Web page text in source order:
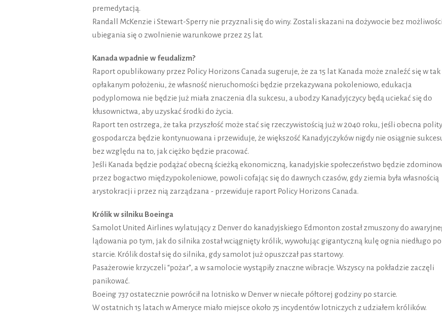
premedytacją.
Randall McKenzie i Stewart-Sperry nie przyznali się do winy. Zostali skazani na dożywocie bez możliwości
ubiegania się o zwolnienie warunkowe przez 25 lat.
Kanada wpadnie w feudalizm?
Raport opublikowany przez Policy Horizons Canada sugeruje, że za 15 lat Kanada może znaleźć się w tak
opłakanym położeniu, że własność nieruchomości będzie przekazywana pokoleniowo, edukacja
podyplomowa nie będzie już miała znaczenia dla sukcesu, a ubodzy Kanadyjczycy będą uciekać się do
kłusownictwa, aby uzyskać środki do życia.
Raport ten ostrzega, że taka przyszłość może stać się rzeczywistością już w 2040 roku, jeśli obecna
gospodarcza będzie kontynuowana i przewiduje, że większość Kanadyjczyków nigdy nie osiągnie
bez względu na to, jak ciężko będzie pracować.
Jeśli Kanada będzie podążać obecną ścieżką ekonomiczną, kanadyjskie społeczeństwo będzie
przez bogactwo międzypokoleniowe, powoli cofając się do dawnych czasów, gdy ziemia była własnością
arystokracji i przez nią zarządzana - przewiduje raport Policy Horizons Canada.
Królik w silniku Boeinga
Samolot United Airlines wylatujący z Denver do kanadyjskiego Edmonton został zmuszony do
lądowania po tym, jak do silnika został wciągnięty królik, wywołując gigantyczną kulę ognia niedługo po
starcie. Królik dostał się do silnika, gdy samolot już opuszczał pas startowy.
Pasażerowie krzyczeli “pożar”, a w samolocie wystąpiły znaczne wibracje. Wszyscy na pokładzie zaczęli
panikować.
Boeing 737 ostatecznie powrócił na lotnisko w Denver w niecałe półtorej godziny po starcie.
W ostatnich 15 latach w Ameryce miało miejsce około 75 incydentów lotniczych z udziałem królików.